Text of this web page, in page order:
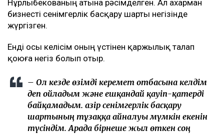
ішінде мен тек бір талап арыз бердім. Ол –
ата-ана құқығынан айыру туралы. Меніңше,
олардың түсінігінде бәріне мен кінәлімін:
балалардың олармен араласқысы
келмейтініне де, – деді ол.
Қахарманның сөзінше, фитнес-клуб орналасқан
ғимарат Қуандық Бишімбаевтың анасы Альмира
Нұрлыбекованың атына рәсімделген. Ал Қахарман
бизнесті сенімгерлік басқару шарты негізінде
жүргізген.